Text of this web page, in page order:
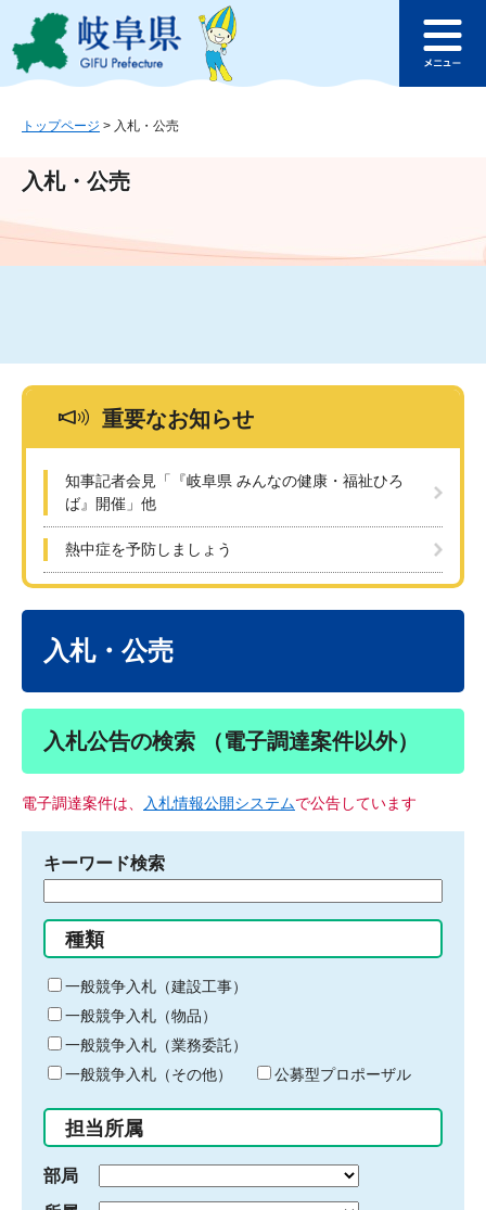
ジ
ュ
文
このページの本文へ
ュ
トップページ > 入札・公売
入札・公売
重要なお知らせ
知事記者会見「『岐阜県 みんなの健康・福祉ひろ
ば』開催」他
熱中症を予防しましょう
入札・公売
入札公告の検索 （電子調達案件以外）
電子調達案件は、 入札情報公開システムで公告しています
キーワード検索
る
キ
ー
ワ
ー
ド
入
力
種類
一般競争入札（建設工事）
一般競争入札（物品）
一般競争入札（業務委託）
一般競争入札（その他）
公募型プロポーザル
担当所属
部局